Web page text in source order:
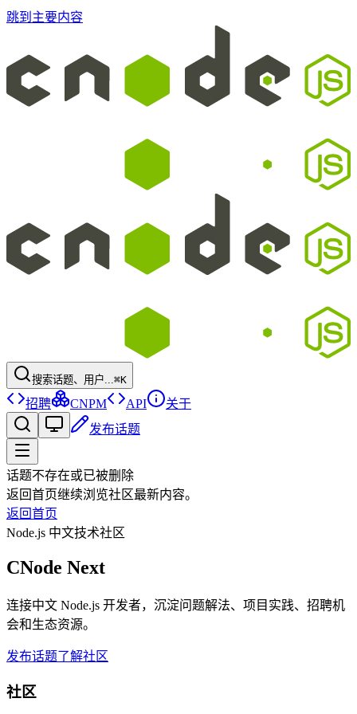
跳到主要内容
搜索话题、用户...⌘K
招聘 CNPM API
关于
发布话题
话题不存在或已被删除
返回首页继续浏览社区最新内容。
返回首页
Node.js 中文技术社区
CNode Next
连接中文 Node.js 开发者，沉淀问题解法、项目实践、招聘机
会和生态资源。
发布话题了解社区
社区